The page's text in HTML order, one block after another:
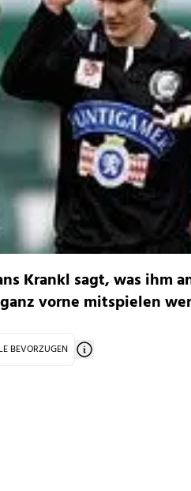
Krankl sagt, was ihm
vorne mitspielen
BEVORZUGEN